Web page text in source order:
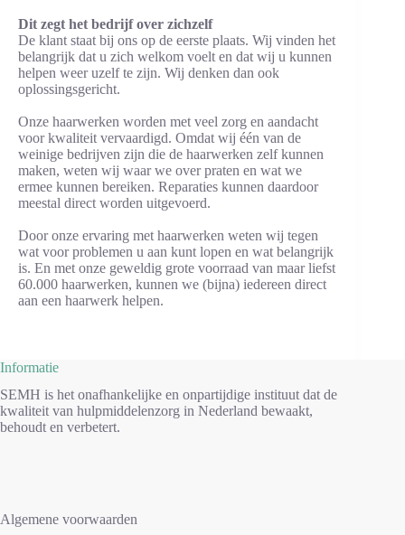
Dit zegt het bedrijf over zichzelf
De klant staat bij ons op de eerste plaats. Wij vinden het
belangrijk dat u zich welkom voelt en dat wij u kunnen
helpen weer uzelf te zijn. Wij denken dan ook
oplossingsgericht.
Onze haarwerken worden met veel zorg en aandacht
voor kwaliteit vervaardigd. Omdat wij één van de
weinige bedrijven zijn die de haarwerken zelf kunnen
maken, weten wij waar we over praten en wat we
ermee kunnen bereiken. Reparaties kunnen daardoor
meestal direct worden uitgevoerd.
Door onze ervaring met haarwerken weten wij tegen
wat voor problemen u aan kunt lopen en wat belangrijk
is. En met onze geweldig grote voorraad van maar liefst
60.000 haarwerken, kunnen we (bijna) iedereen direct
aan een haarwerk helpen.
Informatie
SEMH is het onafhankelijke en onpartijdige instituut dat de
kwaliteit van hulpmiddelenzorg in Nederland bewaakt,
behoudt en verbetert.
Algemene voorwaarden